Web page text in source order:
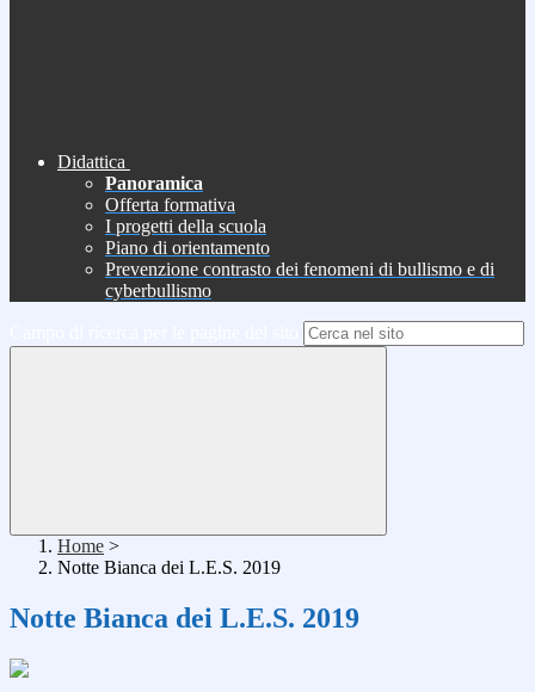
Didattica
Panoramica
Offerta formativa
I progetti della scuola
Piano di orientamento
Prevenzione contrasto dei fenomeni di bullismo e di
cyberbullismo
Home >
Notte Bianca dei L.E.S. 2019
Notte Bianca dei L.E.S. 2019